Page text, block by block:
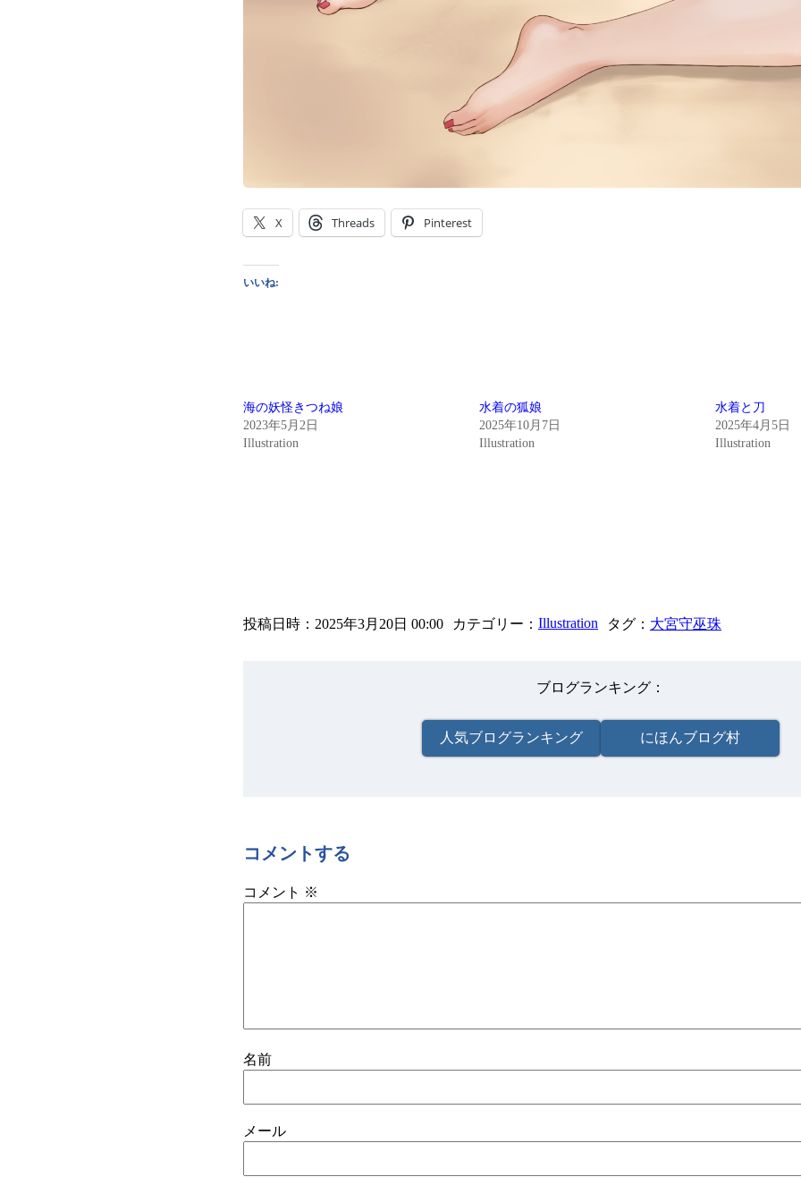
X Threads Pinterest
いいね:
海の妖怪きつね娘
2023年5月2日
Illustration
水着の狐娘
2025年10月7日
Illustration
水着と刀
2025年4月5日
Illustration
投稿日時 2025年3月20日 00:00 カテゴリー Illustration タグ 大宮守巫珠
ブログランキング
人気ブログランキング にほんブログ村
コメントする
コメント ※
名前
メール